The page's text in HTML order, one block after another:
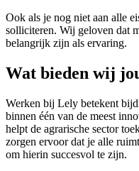
Ook als je nog niet aan alle
solliciteren. Wij geloven dat
belangrijk zijn als ervaring.
Wat bieden wij
Werken bij Lely betekent
binnen één van de meest
helpt de agrarische sector
zorgen ervoor dat je alle
om hierin succesvol te zijn.